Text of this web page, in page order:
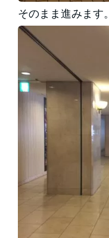
そのまま進みます。